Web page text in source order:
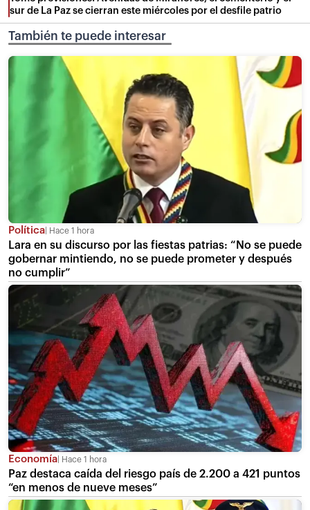
sur de La Paz se cierran este miércoles por el desfile patrio
También te puede interesar
Política Hace 1 hora
Lara en su discurso por las fiestas patrias: “No se puede
gobernar mintiendo, no se puede prometer y después
no cumplir”
Economía Hace 1 hora
Paz destaca caída del riesgo país de 2.200 a 421 puntos
“en menos de nueve meses”